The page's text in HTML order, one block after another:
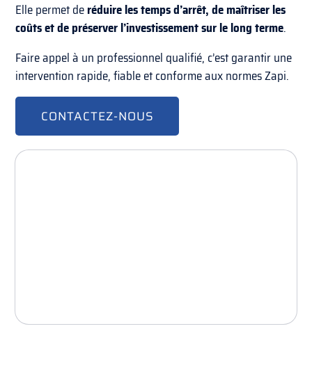
Elle permet deréduire les temps d’arrêt, de maîtriser les
coûts et de préserver l’investissement sur le long terme.
Faire appel à un professionnel qualifié, c’est garantir une
intervention rapide, fiable et conforme aux normes Zapi.
CONTACTEZ-NOUS